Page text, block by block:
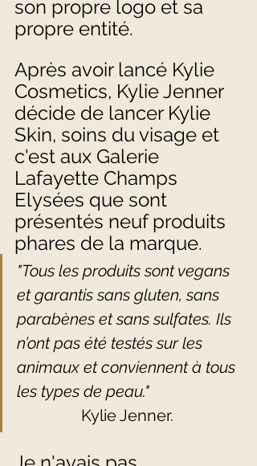
son propre logo et sa
propre entité.
Après avoir lancé Kylie
Cosmetics, Kylie Jenner
décide de lancer Kylie
Skin, soins du visage et
c'est aux Galerie
Lafayette Champs
Elysées que sont
présentés neuf produits
phares de la marque.
"Tous les produits sont vegans
et garantis sans gluten, sans
parabènes et sans sulfates. Ils
n’ont pas été testés sur les
animaux et conviennent à tous
les types de peau."
		Kylie Jenner.